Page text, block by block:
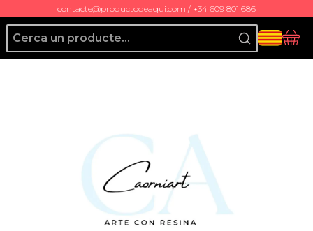
contacte@productodeaqui.com / +34 609 801 686
Producto de Aquí